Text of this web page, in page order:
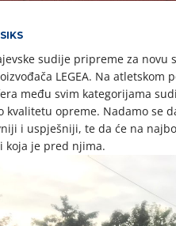
sudije pripreme za
LEGEA. Na atletskom
među svim kategorijama
kvalitetu opreme. Nadamo se
i uspješniji, te da će na
koja je pred njima.